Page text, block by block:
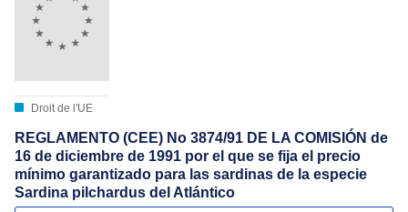
Droit de l'UE
REGLAMENTO (CEE) No 3874/91 DE LA COMISIÓN de
16 de diciembre de 1991 por el que se fija el precio
mínimo garantizado para las sardinas de la especie
Sardina pilchardus del Atlántico